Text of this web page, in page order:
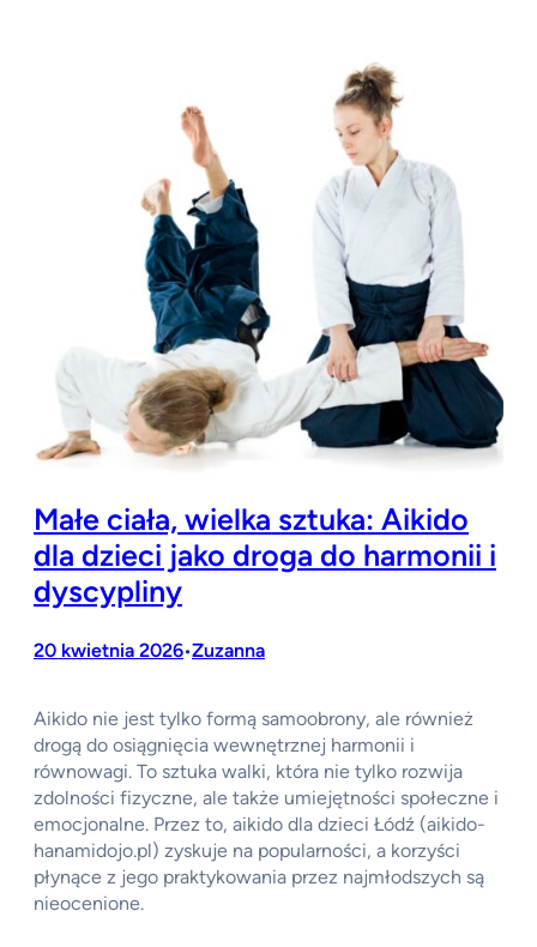
Małe ciała, wielka sztuka: Aikido
dla dzieci jako droga do harmonii i
dyscypliny
20 kwietnia 2026•Zuzanna
Aikido nie jest tylko formą samoobrony, ale również
drogą do osiągnięcia wewnętrznej harmonii i
równowagi. To sztuka walki, która nie tylko rozwija
zdolności fizyczne, ale także umiejętności społeczne i
emocjonalne. Przez to, aikido dla dzieci Łódź (aikido-
hanamidojo.pl) zyskuje na popularności, a korzyści
płynące z jego praktykowania przez najmłodszych są
nieocenione.